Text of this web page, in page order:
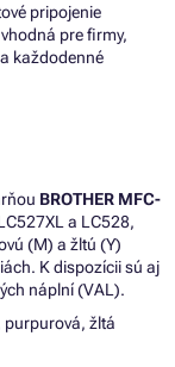
pripojenie
pre firmy,
každodenné
BROTHER MFC-
a LC528,
(M) a žltú (Y)
K dispozícii sú aj
náplní (VAL).
purpurová, žltá